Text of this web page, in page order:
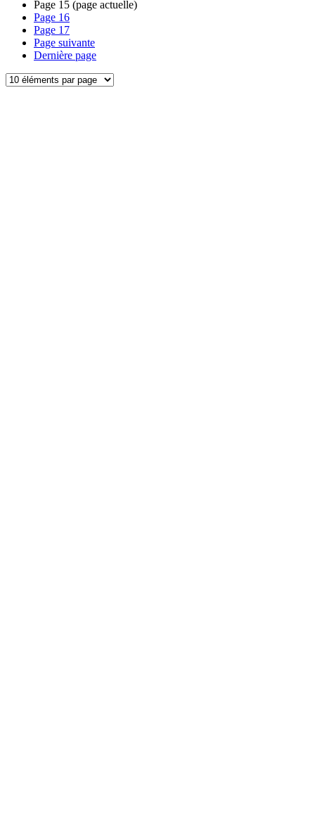
Page 15 (page actuelle)
Page 16
Page 17
Page suivante
Dernière page